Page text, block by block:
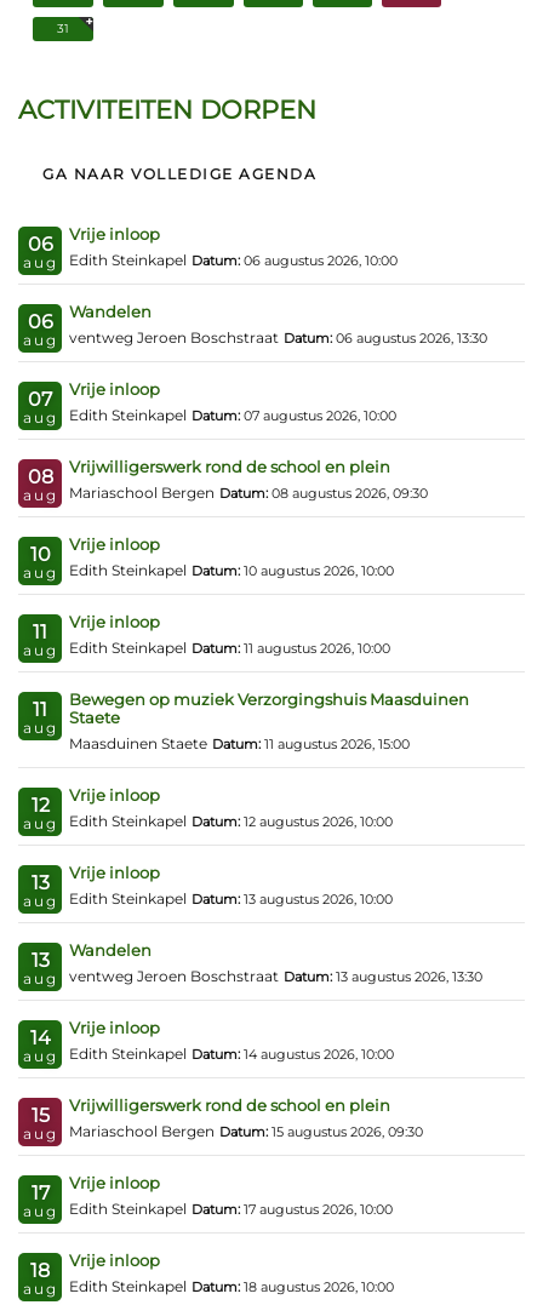
31
ACTIVITEITEN DORPEN
GA NAAR VOLLEDIGE AGENDA
06
aug
Vrije inloop
Edith Steinkapel Datum: 06 augustus 2026, 10:00
06
aug
Wandelen
ventweg Jeroen Boschstraat Datum: 06 augustus 2026, 13:30
07
aug
Vrije inloop
Edith Steinkapel Datum: 07 augustus 2026, 10:00
08
aug
Vrijwilligerswerk rond de school en plein
Mariaschool Bergen Datum: 08 augustus 2026, 09:30
10
aug
Vrije inloop
Edith Steinkapel Datum: 10 augustus 2026, 10:00
11
aug
Vrije inloop
Edith Steinkapel Datum: 11 augustus 2026, 10:00
11
aug
Bewegen op muziek Verzorgingshuis Maasduinen
Staete
Maasduinen Staete Datum: 11 augustus 2026, 15:00
12
aug
Vrije inloop
Edith Steinkapel Datum: 12 augustus 2026, 10:00
13
aug
Vrije inloop
Edith Steinkapel Datum: 13 augustus 2026, 10:00
13
aug
Wandelen
ventweg Jeroen Boschstraat Datum: 13 augustus 2026, 13:30
14
aug
Vrije inloop
Edith Steinkapel Datum: 14 augustus 2026, 10:00
15
aug
Vrijwilligerswerk rond de school en plein
Mariaschool Bergen Datum: 15 augustus 2026, 09:30
17
aug
Vrije inloop
Edith Steinkapel Datum: 17 augustus 2026, 10:00
18
aug
Vrije inloop
Edith Steinkapel Datum: 18 augustus 2026, 10:00